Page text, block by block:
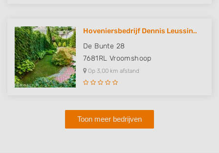
Hoveniersbedrijf Dennis Leussin..
De Bunte 28
7681RL Vroomshoop
Op 3,00 km afstand
Toon meer bedrijven